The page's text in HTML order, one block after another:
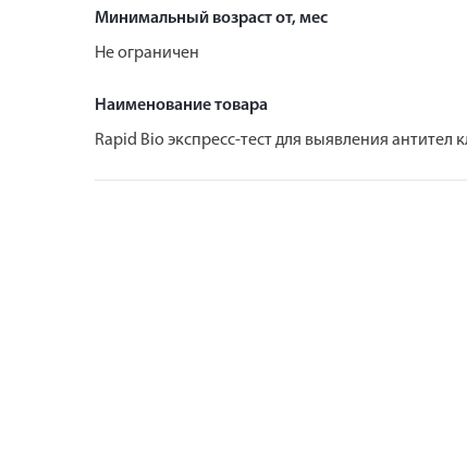
Минимальный возраст от, мес
Не ограничен
Наименование товара
Rapid Bio экспресс-тест для выявления антител